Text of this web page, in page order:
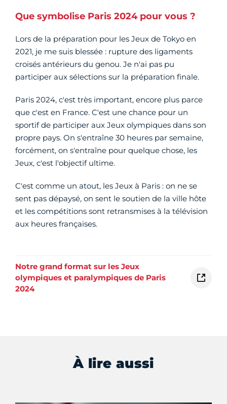
Que symbolise Paris 2024 pour vous ?
Lors de la préparation pour les Jeux de Tokyo en
2021, je me suis blessée : rupture des ligaments
croisés antérieurs du genou. Je n'ai pas pu
participer aux sélections sur la préparation finale.
Paris 2024, c'est très important, encore plus parce
que c'est en France. C'est une chance pour un
sportif de participer aux Jeux olympiques dans son
propre pays. On s'entraîne 30 heures par semaine,
forcément, on s'entraîne pour quelque chose, les
Jeux, c'est l'objectif ultime.
C'est comme un atout, les Jeux à Paris : on ne se
sent pas dépaysé, on sent le soutien de la ville hôte
et les compétitions sont retransmises à la télévision
aux heures françaises.
Notre grand format sur les Jeux
olympiques et paralympiques de Paris
2024
À lire aussi